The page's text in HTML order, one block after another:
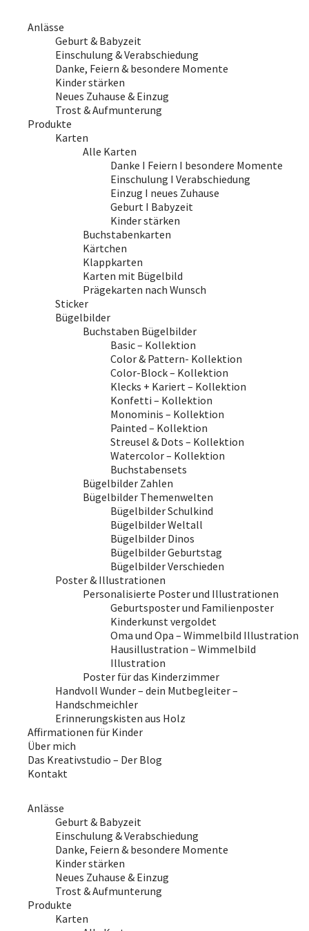
Anlässe
Geburt & Babyzeit
Einschulung & Verabschiedung
Danke, Feiern & besondere Momente
Kinder stärken
Neues Zuhause & Einzug
Trost & Aufmunterung
Produkte
Karten
Alle Karten
Danke I Feiern I besondere Momente
Einschulung I Verabschiedung
Einzug I neues Zuhause
Geburt I Babyzeit
Kinder stärken
Buchstabenkarten
Kärtchen
Klappkarten
Karten mit Bügelbild
Prägekarten nach Wunsch
Sticker
Bügelbilder
Buchstaben Bügelbilder
Basic – Kollektion
Color & Pattern- Kollektion
Color-Block – Kollektion
Klecks + Kariert – Kollektion
Konfetti – Kollektion
Monominis – Kollektion
Painted – Kollektion
Streusel & Dots – Kollektion
Watercolor – Kollektion
Buchstabensets
Bügelbilder Zahlen
Bügelbilder Themenwelten
Bügelbilder Schulkind
Bügelbilder Weltall
Bügelbilder Dinos
Bügelbilder Geburtstag
Bügelbilder Verschieden
Poster & Illustrationen
Personalisierte Poster und Illustrationen
Geburtsposter und Familienposter
Kinderkunst vergoldet
Oma und Opa – Wimmelbild Illustration
Hausillustration – Wimmelbild
Illustration
Poster für das Kinderzimmer
Handvoll Wunder – dein Mutbegleiter –
Handschmeichler
Erinnerungskisten aus Holz
Affirmationen für Kinder
Über mich
Das Kreativstudio – Der Blog
Kontakt
Anlässe
Geburt & Babyzeit
Einschulung & Verabschiedung
Danke, Feiern & besondere Momente
Kinder stärken
Neues Zuhause & Einzug
Trost & Aufmunterung
Produkte
Karten